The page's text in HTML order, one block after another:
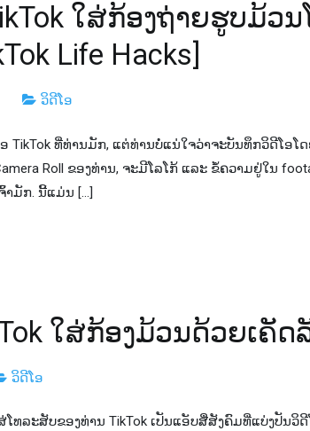
ໃສ່ກ້ອງຖ່າຍຮູບມ້ວ
Life Hacks]
ວິດີໂອ
TikTok ທີ່ທ່ານມັກ, ແຕ່ທ່ານບໍ່ແນ່ໃຈວ່າຈະບັນທຶກວິດີໂອໂ
Roll ຂອງທ່ານ, ຈະມີໂລໂກ້ ແລະ ຂໍ້ຄວາມຢູ່ໃນ
າມັກ. ນີ້ແມ່ນ […]
ໃສ່ກ້ອງມ້ວນດ້ວຍເຄັດ
ວິດີໂອ
ໂທລະສັບຂອງທ່ານ TikTok ເປັນແອັບສື່ສັງຄົມທີ່ແບ່ງປັນວິ